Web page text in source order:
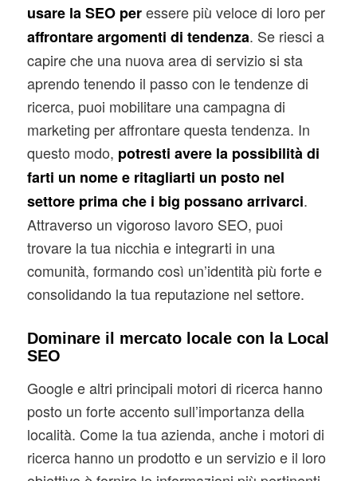
usare la SEO peressere più veloce di loro per
affrontare argomenti di tendenza. Se riesci a
capire che una nuova area di servizio si sta
aprendo tenendo il passo con le tendenze di
ricerca, puoi mobilitare una campagna di
marketing per affrontare questa tendenza. In
questo modo, potresti avere la possibilità di
farti un nome e ritagliarti un posto nel
settore prima che i big possano arrivarci.
Attraverso un vigoroso lavoro SEO, puoi
trovare la tua nicchia e integrarti in una
comunità, formando così un’identità più forte e
consolidando la tua reputazione nel settore.
Dominare il mercato locale con la Local
SEO
Google e altri principali motori di ricerca hanno
posto un forte accento sull’importanza della
località. Come la tua azienda, anche i motori di
ricerca hanno un prodotto e un servizio e il loro